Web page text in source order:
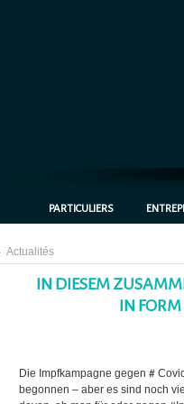
PARTICULIERS
Actualités
IN DIESEM
IN FORM
Die Impfkampagne gegen #
begonnen – aber es sind noch